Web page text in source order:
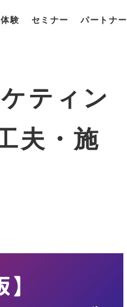
験 セミナー パートナー
ティン
夫・施